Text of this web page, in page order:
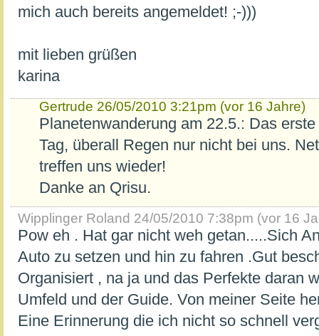
mich auch bereits angemeldet! ;-)))
mit lieben grüßen
karina
Gertrude 26/05/2010 3:21pm (vor 16 Jahre)
Planetenwanderung am 22.5.: Das
Tag, überall Regen nur nicht bei uns.
treffen uns wieder!
Danke an Qrisu.
Wipplinger Roland 24/05/2010 7:38pm (vor 16
Pow eh . Hat gar nicht weh getan.....Sich
Auto zu setzen und hin zu fahren .Gut
Organisiert , na ja und das Perfekte daran
Umfeld und der Guide. Von meiner Seite
Eine Erinnerung die ich nicht so schnell